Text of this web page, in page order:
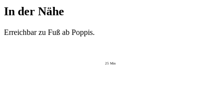
In der Nähe
Erreichbar zu Fuß ab Poppis.
25Min